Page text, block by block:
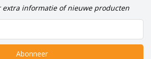
extra informatie of nieuwe producten
Abonneer